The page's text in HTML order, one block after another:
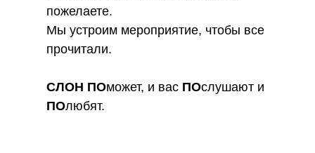
пожелаете.
Мы устроим мероприятие, чтобы все
прочитали.
СЛОН ПОможет, и вас ПОслушают и
ПОлюбят.